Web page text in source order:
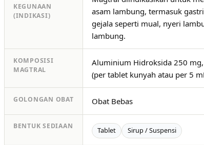
KEGUNAAN
(INDIKASI)
asam lambung, termasuk
gejala seperti mual, nyeri
lambung.
KOMPOSISI
MAGTRAL
Aluminium Hidroksida 250
(per tablet kunyah atau per 5
GOLONGAN OBAT Obat Bebas
BENTUK SEDIAAN Tablet Sirup / Suspensi